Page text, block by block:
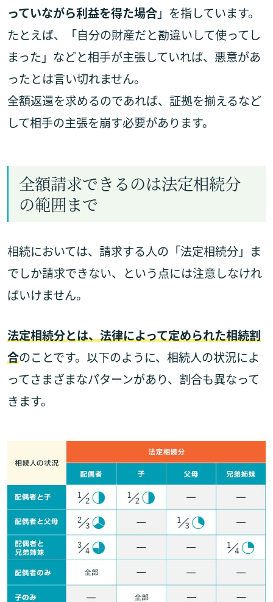
っていながら利益を得た場合」を指しています。
たとえば、「自分の財産だと勘違いして使ってし
まった」などと相手が主張していれば、悪意があ
ったとは言い切れません。
全額返還を求めるのであれば、証拠を揃えるなど
して相手の主張を崩す必要があります。
全額請求できるのは法定相続分
の範囲まで
相続においては、請求する人の「法定相続分」ま
でしか請求できない、という点には注意しなけれ
ばいけません。
法定相続分とは、法律によって定められた相続割
合のことです。以下のように、相続人の状況によ
ってさまざまなパターンがあり、割合も異なって
きます。